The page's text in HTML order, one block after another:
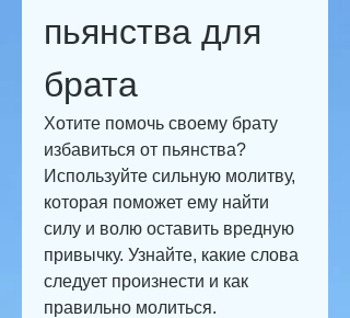
пьянства для
брата
Хотите помочь своему брату
избавиться от пьянства?
Используйте сильную молитву,
которая поможет ему найти
силу и волю оставить вредную
привычку. Узнайте, какие слова
следует произнести и как
правильно молиться.